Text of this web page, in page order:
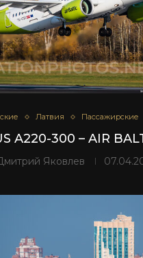
Латвия Пассажирские
A220-300 – AIR
Яковлев